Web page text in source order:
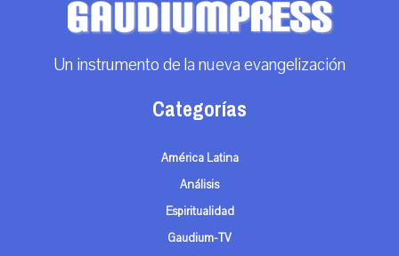
Un instrumento de la nueva evangelización
Categorías
América Latina
Análisis
Espiritualidad
Gaudium-TV